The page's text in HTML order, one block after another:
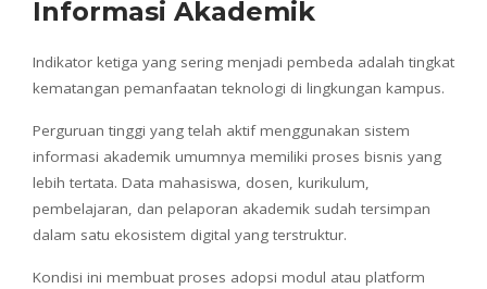
Informasi Akademik
Indikator ketiga yang sering menjadi pembeda adalah tingkat
kematangan pemanfaatan teknologi di lingkungan kampus.
Perguruan tinggi yang telah aktif menggunakan sistem
informasi akademik umumnya memiliki proses bisnis yang
lebih tertata. Data mahasiswa, dosen, kurikulum,
pembelajaran, dan pelaporan akademik sudah tersimpan
dalam satu ekosistem digital yang terstruktur.
Kondisi ini membuat proses adopsi modul atau platform